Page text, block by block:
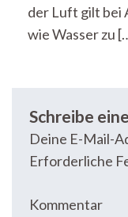
der Luft gilt bei
wie Wasser zu
Schreibe
Deine E-Mail-
Erforderliche
Kommentar